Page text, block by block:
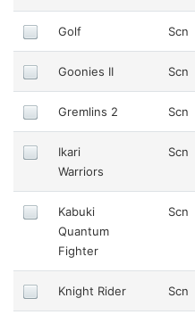
Golf Scn
Goonies II Scn
Gremlins 2 Scn
Ikari
Warriors
Scn
Kabuki
Quantum
Fighter
Scn
Knight Rider Scn